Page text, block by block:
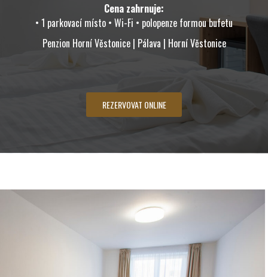
Cena zahrnuje:
• 1 parkovací místo • Wi-Fi • polopenze formou bufetu
Penzion Horní Věstonice | Pálava | Horní Věstonice
REZERVOVAT ONLINE